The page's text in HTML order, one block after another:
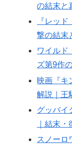
の結末と
『レッ
撃の結末
ワイルド
ズ第9作
映画『キ
解説｜王
グッバイ
｜結末
スノーロ